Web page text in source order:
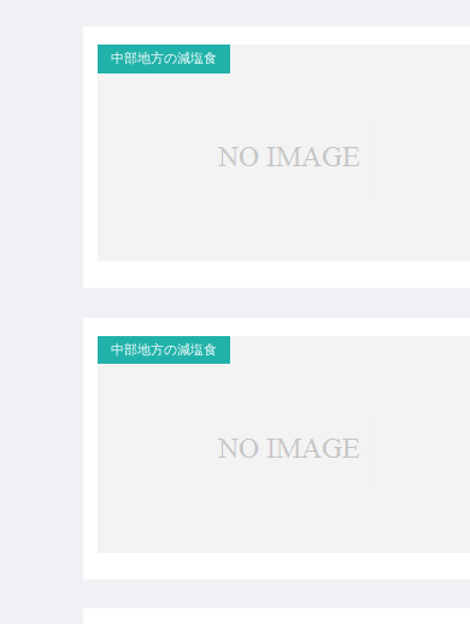
中部地方の減塩食
中部地方の減塩食